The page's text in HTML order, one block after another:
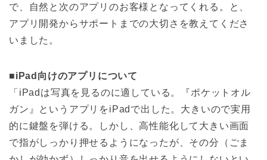
で、自然と次のアプリのお客様となってくれる。と、
アプリ開発からサポートまでの大切さを教えてくださ
いました。
■iPad向けのアプリについて
「iPadは写真を見るのに適している。『ポケットオル
ガン』というアプリをiPadで出した。大きいので実用
的に鍵盤を弾ける。しかし、高性能化して大きい画面
で指がしっかり押せるようになったが、その分（ごま